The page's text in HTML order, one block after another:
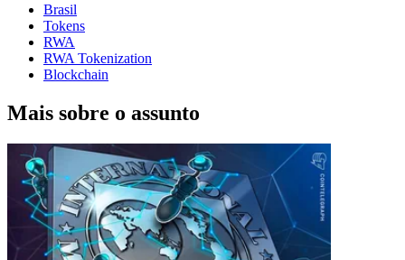
Brasil
Tokens
RWA
RWA Tokenization
Blockchain
Mais sobre o assunto